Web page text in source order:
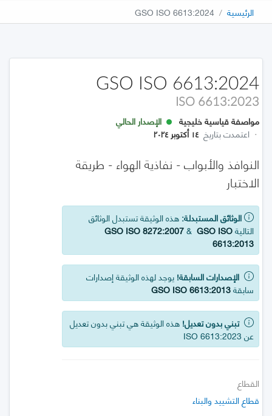
الرئيسية GSO ISO 6613:2024
GSO ISO 6613:2024
ISO 6613:2023
مواصفة قياسية خليجية
الإصدار الحالي
· اعتمدت بتاريخ ١٤ أكتوبر ٢٠٢٤
النوافذ والأبواب - نفاذية الهواء - طريقة
الاختبار
الوثائق المستبدلة: هذه الوثيقة تستبدل الوثائق
التالية
GSO ISO 8272:2007& GSO ISO
6613:2013
الإصدارات السابقة! يوجد لهذه الوثيقة إصدارات
سابقةGSO ISO 6613:2013
تبني بدون تعديل! هذه الوثيقة هي تبني بدون تعديل
عن ISO 6613:2023
القطاع
قطاع التشييد والبناء